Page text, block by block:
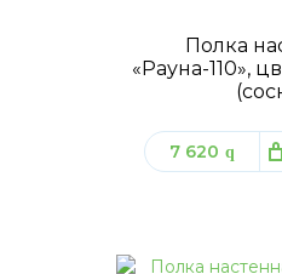
Полка
«Рауна-110»,
7 620 q